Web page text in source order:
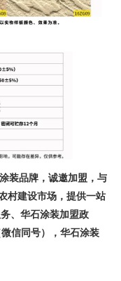
装品牌，诚邀加盟，与
村建设市场，提供一站
、华石涂装加盟政
微信同号），华石涂装